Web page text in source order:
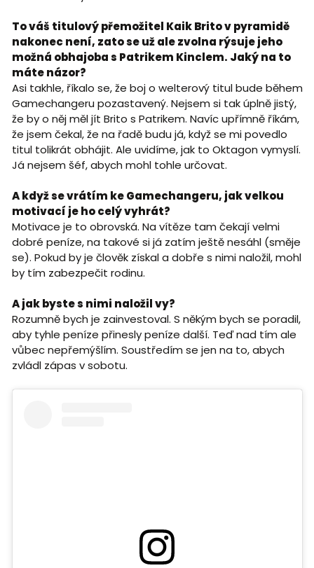
To váš titulový přemožitel Kaik Brito v pyramidě
nakonec není, zato se už ale zvolna rýsuje jeho
možná obhajoba s Patrikem Kinclem. Jaký na to
máte názor?
Asi takhle, říkalo se, že boj o welterový titul bude během
Gamechangeru pozastavený. Nejsem si tak úplně jistý,
že by o něj měl jít Brito s Patrikem. Navíc upřímně říkám,
že jsem čekal, že na řadě budu já, když se mi povedlo
titul tolikrát obhájit. Ale uvidíme, jak to Oktagon vymyslí.
Já nejsem šéf, abych mohl tohle určovat.
A když se vrátím ke Gamechangeru, jak velkou
motivací je ho celý vyhrát?
Motivace je to obrovská. Na vítěze tam čekají velmi
dobré peníze, na takové si já zatím ještě nesáhl (směje
se). Pokud by je člověk získal a dobře s nimi naložil, mohl
by tím zabezpečit rodinu.
A jak byste s nimi naložil vy?
Rozumně bych je zainvestoval. S někým bych se poradil,
aby tyhle peníze přinesly peníze další. Teď nad tím ale
vůbec nepřemýšlím. Soustředím se jen na to, abych
zvládl zápas v sobotu.